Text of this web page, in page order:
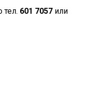
тел. 601 7057 или